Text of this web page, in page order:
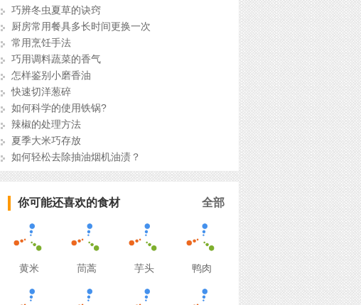
巧辨冬虫夏草的诀窍
厨房常用餐具多长时间更换一次
常用烹饪手法
巧用调料蔬菜的香气
怎样鉴别小磨香油
快速切洋葱碎
如何科学的使用铁锅?
辣椒的处理方法
夏季大米巧存放
如何轻松去除抽油烟机油渍？
全部
你可能还喜欢的食材
黄米 茼蒿 芋头 鸭肉